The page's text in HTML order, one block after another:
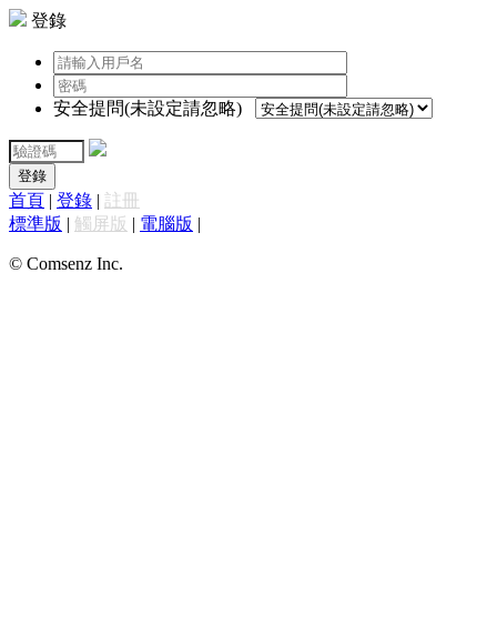
登錄
安全提問(未設定請忽略)
登錄
首頁 | 登錄 | 註冊
標準版 | 觸屏版 | 電腦版 |
© Comsenz Inc.